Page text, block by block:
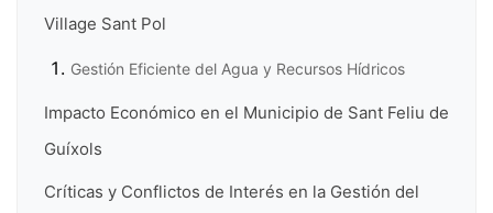
Village Sant Pol
Gestión Eficiente del Agua y Recursos Hídricos
Impacto Económico en el Municipio de Sant Feliu de
Guíxols
Críticas y Conflictos de Interés en la Gestión del